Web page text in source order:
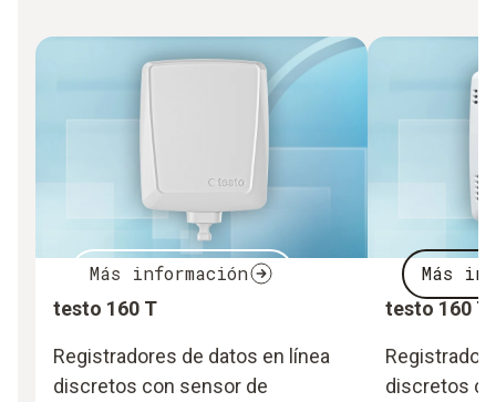
Más información
testo 160 T
Registradores de datos en línea
discretos con sensor de
Más
testo 160
discretos